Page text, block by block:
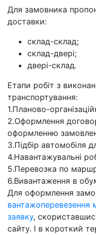
Для замовника
доставки:
склад-склад;
склад-двері;
двері-склад.
Етапи робіт з
транспортування:
1.Планово-
2.Оформлення
оформленню
3.Підбір автомобіля
4.Навантажувальні
5.Перевозка по
6.Вивантаження в
Для оформлення
вантажоперевезення
заявку,
сайту. І в короткий